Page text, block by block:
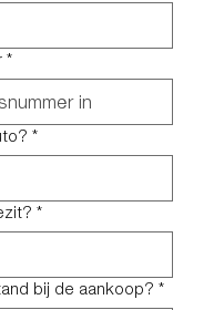
*
*
*
bij de aankoop? *